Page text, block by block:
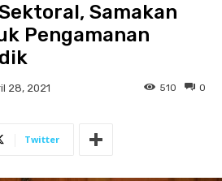
Samakan
Pengamanan
28, 2021 0
510
Twitter